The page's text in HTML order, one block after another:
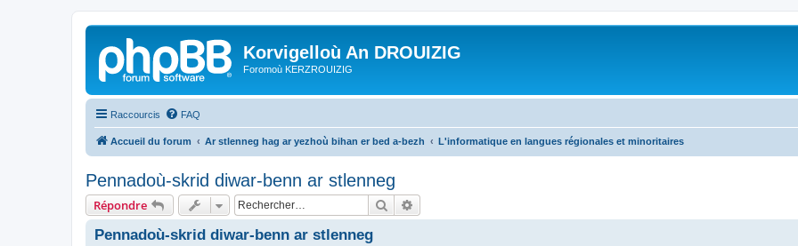
Korvigelloù An DROUIZIG
Foromoù KERZROUIZIG
Raccourcis FAQ
Accueil du forum Ar stlenneg hag ar yezhoù bihan er bed a-bezh L'informatique en langues régionales et minoritaires
Pennadoù-skrid diwar-benn ar stlenneg
Répondre Rechercher
Pennadoù-skrid diwar-benn ar stlenneg